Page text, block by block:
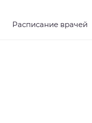
Расписание врачей